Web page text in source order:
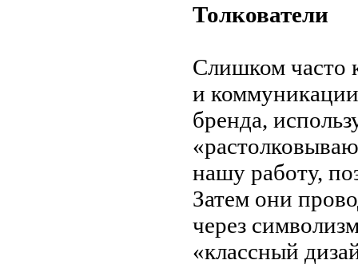
Толкователи
Слишком часто
и
бренда,
«
нашу работу,
Затем они
через
«классный